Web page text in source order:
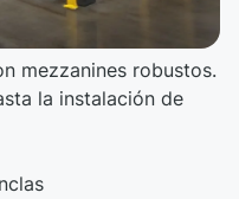
mezzanines robustos.
la instalación de